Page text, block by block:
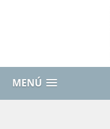
MENÚ